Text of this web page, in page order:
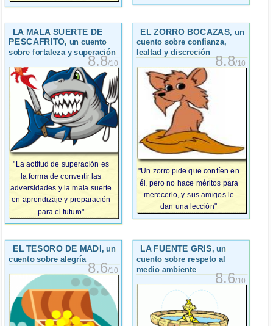
LA MALA SUERTE DE
PESCAFRITO, un cuento
sobre fortaleza y superación
8.8/10
"La actitud de superación es
la forma de convertir las
adversidades y la mala suerte
en aprendizaje y preparación
para el futuro"
EL ZORRO BOCAZAS, un
cuento sobre confianza,
lealtad y discreción
8.8/10
"Un zorro pide que confíen en
él, pero no hace méritos para
merecerlo, y sus amigos le
dan una lección"
EL TESORO DE MADI, un
cuento sobre alegría
8.6/10
LA FUENTE GRIS, un
cuento sobre respeto al
medio ambiente
8.6/10